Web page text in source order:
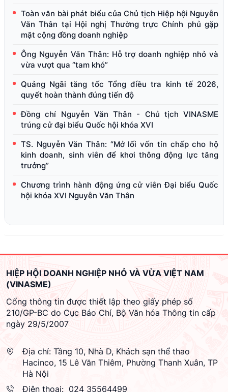
Toàn văn bài phát biểu của Chủ tịch Hiệp hội Nguyễn
Văn Thân tại Hội nghị Thường trực Chính phủ gặp
mặt cộng đồng doanh nghiệp
Ông Nguyễn Văn Thân: Hỗ trợ doanh nghiệp nhỏ và
vừa vượt qua “tam khó”
Quảng Ngãi tăng tốc Tổng điều tra kinh tế 2026,
quyết hoàn thành đúng tiến độ
Đồng chí Nguyễn Văn Thân - Chủ tịch VINASME
trúng cử đại biểu Quốc hội khóa XVI
TS. Nguyễn Văn Thân: “Mở lối vốn tín chấp cho hộ
kinh doanh, sinh viên để khơi thông động lực tăng
trưởng”
Chương trình hành động ứng cử viên Đại biểu Quốc
hội khóa XVI Nguyễn Văn Thân
HIỆP HỘI DOANH NGHIỆP NHỎ VÀ VỪA VIỆT NAM
(VINASME)
Cổng thông tin được thiết lập theo giấy phép số
210/GP-BC do Cục Báo Chí, Bộ Văn hóa Thông tin cấp
ngày 29/5/2007
Địa chỉ: Tầng 10, Nhà D, Khách sạn thể thao
Hacinco, 15 Lê Văn Thiêm, Phường Thanh Xuân, TP
Hà Nội
Điện thoại: 024 35564499